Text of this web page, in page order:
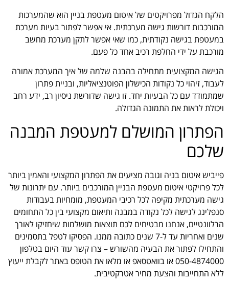
הלקח הגדול מפרויקטים של איטום מעטפת בניין הוא שהמערכות
המורכבות דורשות גישה מערכתית. אי אפשר לפתור בעיות מערכת
במעטפת בגישה נקודתית, כמו שאי אפשר לתקן מערכת מחשב
מורכבת על ידי החלפת רכיב אחד כל פעם.
הגישה המקצועית מתחילה בהבנה שלמה של איך המערכת אמורה
לעבוד, זיהוי כל נקודות הכישלון הפוטנציאליות, ובניית פתרון
שמתמודד עם כל הבעיות יחד. זו גישה שדורשת ניסיון רב, ידע רחב
ויכולת לראות את התמונה הגדולה.
הפתרון המושלם למעטפת המבנה
שלכם
פייביש איטום בניה וגובה מציעים את הפתרון המקצועי והאמין ביותר
לכל פרויקטי איטום מעטפת הבניין המורכבים ביותר. עם יתרונות של
גישה מערכתית מקיפה לכל רכיבי המעטפת, מומחיות בעבודות
סנפלינג לגישה לכל נקודה במבנה ותיאום מקצועי בין כל התחומים
הרלוונטיים, אנחנו מבטיחים לכם תוצאות מושלמות שיחזיקו לאורך
שנים ואחריות עד ל-7 שנים כתובה ממנו. הפסיקו לטפל בתסמינים
והתחילו לפתור את הבעיה מהשורש – צרו קשר עוד היום בטלפון
050-4874000 או בוואטסאפ או מלאו את הטופס באתר לקבלת ייעוץ
ללא התחייבות והצעת מחיר אטרקטיבית.